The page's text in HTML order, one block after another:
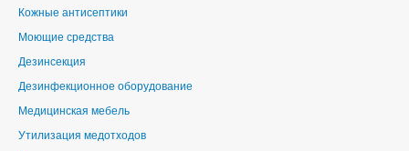
Кожные антисептики
Моющие средства
Дезинсекция
Дезинфекционное оборудование
Медицинская мебель
Утилизация медотходов